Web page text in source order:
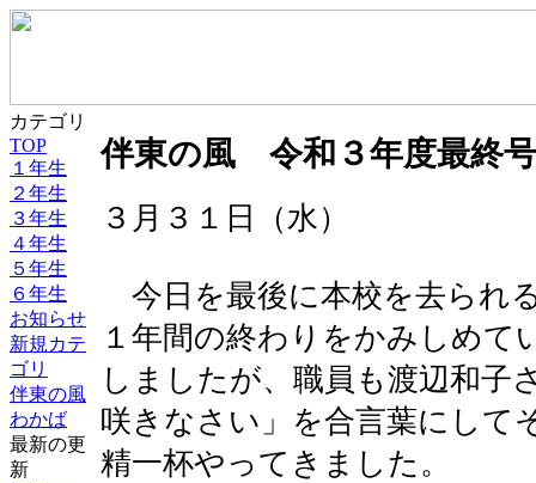
カテゴリ
TOP
１年生
２年生
３年生
４年生
５年生
６年生
お知らせ
新規カテ
ゴリ
伴東の風
わかば
最新の更
新
伴東の風 令和３年度最終号
３月３１日（水）
今日を最後に本校を去られ
１年間の終わりをかみしめて
しましたが、職員も渡辺和子
咲きなさい」を合言葉にして
精一杯やってきました。